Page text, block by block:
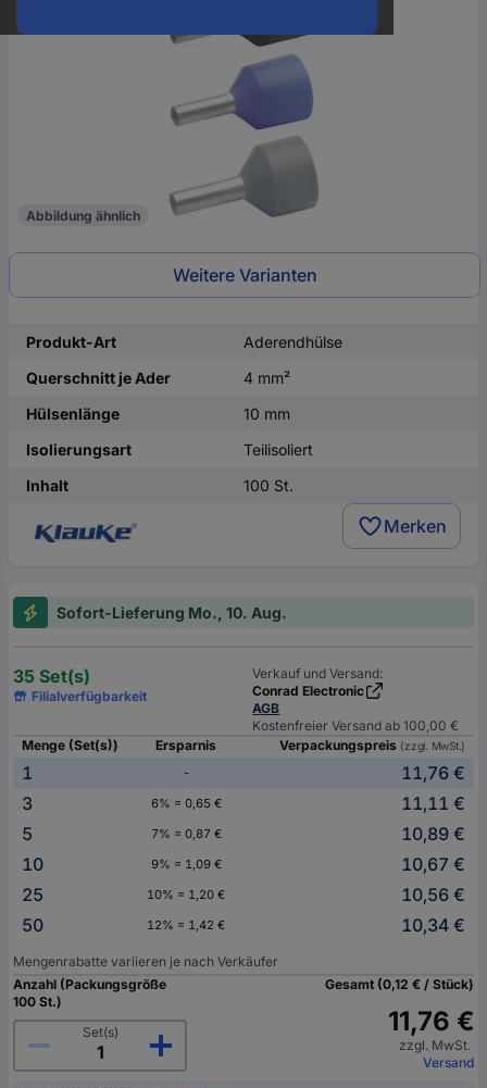
Abbildung ähnlich
Weitere Varianten
Produkt-Art
Aderendhülse
Querschnitt je Ader
4 mm²
Hülsenlänge
10 mm
Isolierungsart
Teilisoliert
Inhalt
100 St.
Merken
Sofort-Lieferung Mo., 10. Aug.
35 Set(s)
Filialverfügbarkeit
Verkauf und Versand:
Conrad Electronic
AGB
Kostenfreier Versand ab 100,00 €
Menge (Set(s))
Ersparnis Verpackungspreis (zzgl. MwSt.)
1 -
11,76 €
3
6% = 0,65 €
11,11 €
5
7% = 0,87 €
10,89 €
10
9% = 1,09 €
10,67 €
25
10% = 1,20 €
10,56 €
50
12% = 1,42 € 10,34 €
Mengenrabatte variieren je nach Verkäufer
Anzahl (Packungsgröße
100 St.)
Set(s)
Gesamt (0,12 € / Stück)
11,76 €
zzgl. MwSt.
Versand